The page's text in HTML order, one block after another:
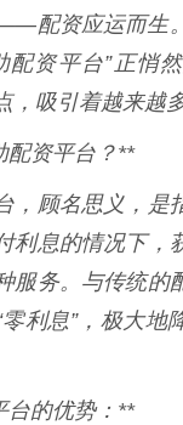
配资应运而生
配资平台”正悄
，吸引着越来越
配资平台？**
，顾名思义，是
利息的情况下，
服务。与传统的
利息”，极大地
台的优势：**